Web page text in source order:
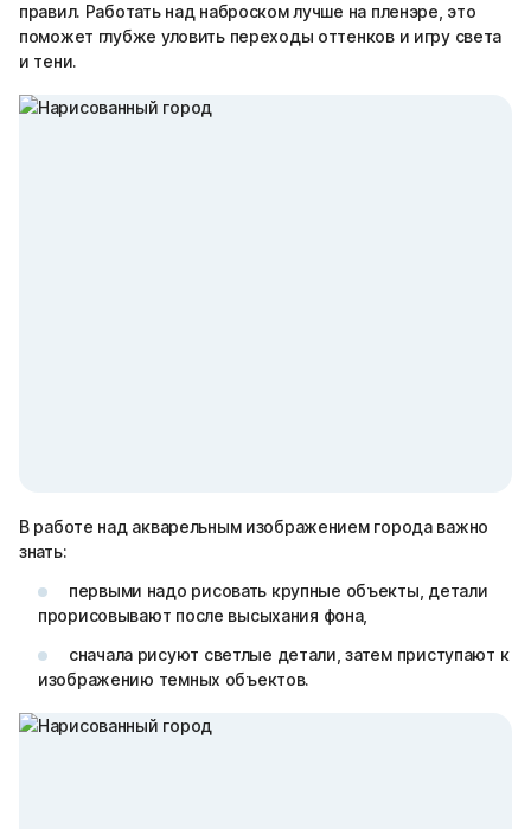
правил. Работать над наброском лучше на пленэре, это
поможет глубже уловить переходы оттенков и игру света
и тени.
В работе над акварельным изображением города важно
знать:
первыми надо рисовать крупные объекты, детали
прорисовывают после высыхания фона,
сначала рисуют светлые детали, затем приступают к
изображению темных объектов.